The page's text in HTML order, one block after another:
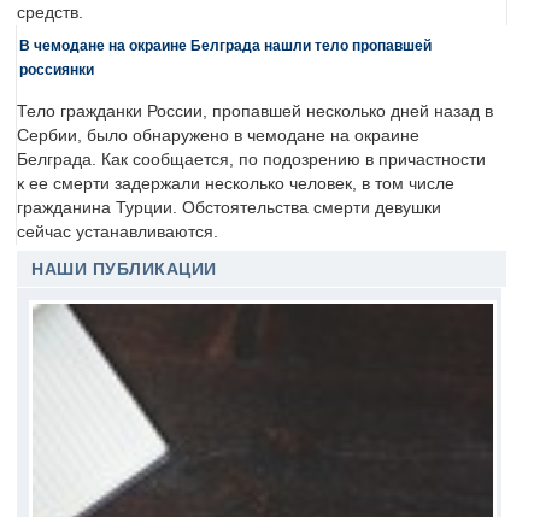
средств.
В чемодане на окраине Белграда нашли тело пропавшей
россиянки
Тело гражданки России, пропавшей несколько дней назад в
Сербии, было обнаружено в чемодане на окраине
Белграда. Как сообщается, по подозрению в причастности
к ее смерти задержали несколько человек, в том числе
гражданина Турции. Обстоятельства смерти девушки
сейчас устанавливаются.
НАШИ ПУБЛИКАЦИИ